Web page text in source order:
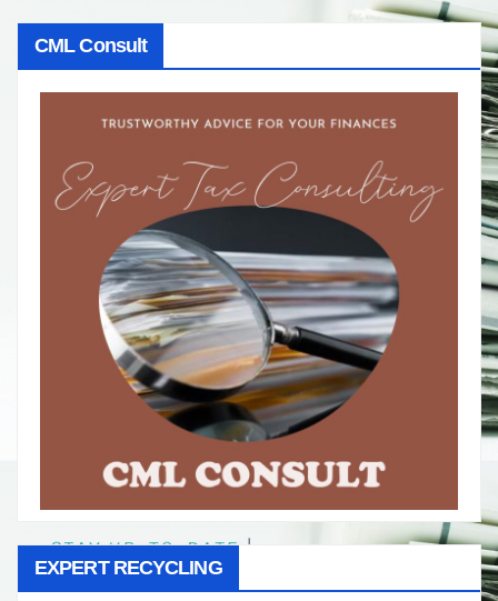
CML Consult
EXPERT RECYCLING